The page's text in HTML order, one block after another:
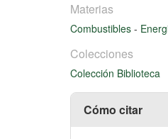
Materias
Combustibles -
Colecciones
Colección Biblioteca
Cómo citar